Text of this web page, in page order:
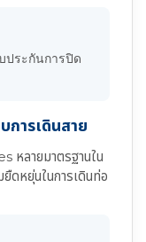
ประกันการปิด
ารเดินสาย
ลายมาตรฐานใน
ยืดหยุ่นในการเดินท่อ